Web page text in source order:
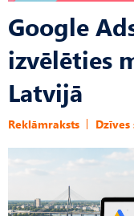
Google
izvēlēties
Latvijā
Reklāmraksts Dzīves